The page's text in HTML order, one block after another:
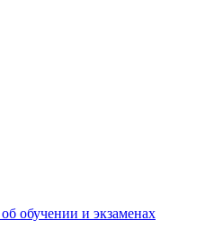
обучении и экзаменах